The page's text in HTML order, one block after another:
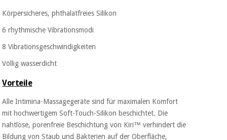
Orthopädie
Chirurgische
instrumente
(ausverkauf)
Körpersicheres, phthalatfreies Silikon
6 rhythmische Vibrationsmodi
8 Vibrationsgeschwindigkeiten
Völlig wasserdicht
Vorteile
Alle Intimina-Massagegeräte sind für maximalen Komfort
mit hochwertigem Soft-Touch-Silikon beschichtet. Die
nahtlose, porenfreie Beschichtung von Kiri™ verhindert die
Bildung von Staub und Bakterien auf der Oberfläche,